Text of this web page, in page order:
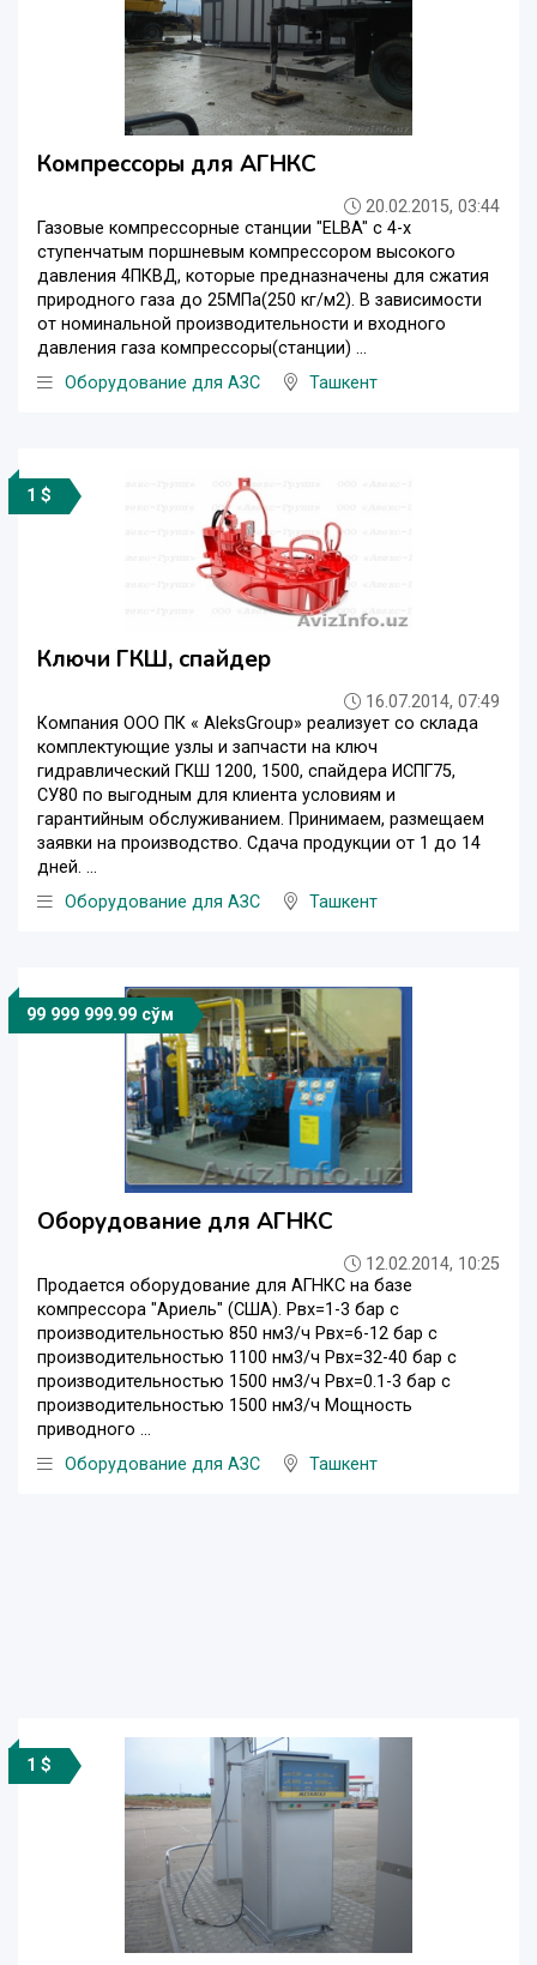
Компрессоры для АГНКС
20.02.2015, 03:44
Газовые компрессорные станции "ELBA" с 4-х
ступенчатым поршневым компрессором высокого
давления 4ПКВД, которые предназначены для сжатия
природного газа до 25МПа(250 кг/м2). В зависимости
от номинальной производительности и входного
давления газа компрессоры(станции) ...
Оборудование для АЗС
Ташкент
1 $
Ключи ГКШ, спайдер
16.07.2014, 07:49
Компания ООО ПК « AleksGroup» реализует со склада
комплектующие узлы и запчасти на ключ
гидравлический ГКШ 1200, 1500, спайдера ИСПГ75,
СУ80 по выгодным для клиента условиям и
гарантийным обслуживанием. Принимаем, размещаем
заявки на производство. Сдача продукции от 1 до 14
дней. ...
Оборудование для АЗС
Ташкент
99 999 999.99 сўм
Оборудование для АГНКС
12.02.2014, 10:25
Продается оборудование для АГНКС на базе
компрессора "Ариель" (США). Pвх=1-3 бар c
производительностью 850 нм3/ч Рвх=6-12 бар c
производительностью 1100 нм3/ч Рвх=32-40 бар c
производительностью 1500 нм3/ч Рвх=0.1-3 бар c
производительностью 1500 нм3/ч Мощность
приводного ...
Оборудование для АЗС
Ташкент
1 $